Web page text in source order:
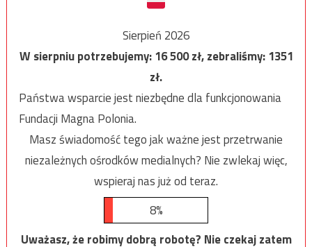
Sierpień 2026
W sierpniu potrzebujemy:16 500zł, zebraliśmy:1351
zł.
Państwa wsparcie jest niezbędne dla funkcjonowania
Fundacji Magna Polonia.
Masz świadomość tego jak ważne jest przetrwanie
niezależnych ośrodków medialnych? Nie zwlekaj więc,
wspieraj nas już od teraz.
8%
Uważasz, że robimy dobrą robotę? Nie czekaj zatem